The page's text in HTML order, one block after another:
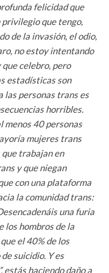
felicidad que
que tengo,
de la invasión, el odio,
no estoy intentando
celebro, pero
estadísticas son
las personas trans es
horribles.
menos 40 personas
mujeres trans
trabajan en
y que niegan
con una plataforma
la comunidad trans:
una furia
los hombros de la
el 40% de los
suicidio. Y es
estás haciendo daño a